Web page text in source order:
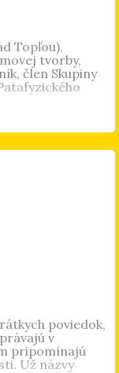
Topľou),
tvorby,
člen Skupiny
vo veršoch i
pri
Banská
poviedok,
v
pripomínajú
Už názvy